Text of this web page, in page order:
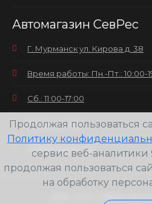
Автомагазин СевРес
Г. Мурманск ул. Кирова д. 38
Время работы: Пн.-Пт.: 10:00-
Сб.: 11:00-17:00
Вс.: выходной
+7(8152) 25-30-58
Продолжая пользоваться
Политику
сервис веб-
продолжая пользоваться
на обработку